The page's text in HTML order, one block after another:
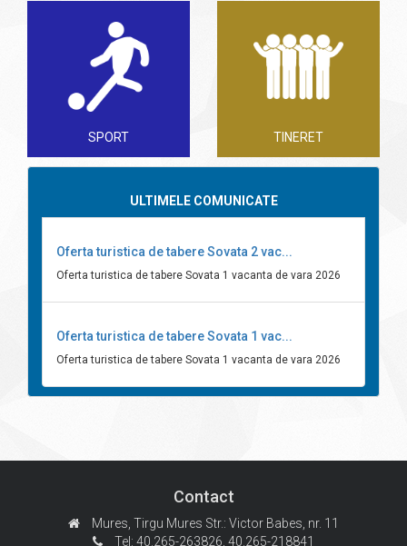
SPORT TINERET
ULTIMELE COMUNICATE
Oferta turistica de tabere Sovata 2 vac...
Oferta turistica de tabere Sovata 1 vacanta de vara 2026
Oferta turistica de tabere Sovata 1 vac...
Oferta turistica de tabere Sovata 1 vacanta de vara 2026
Contact
Mures, Tirgu Mures Str.: Victor Babes, nr. 11
Tel: 40.265-263826, 40.265-218841